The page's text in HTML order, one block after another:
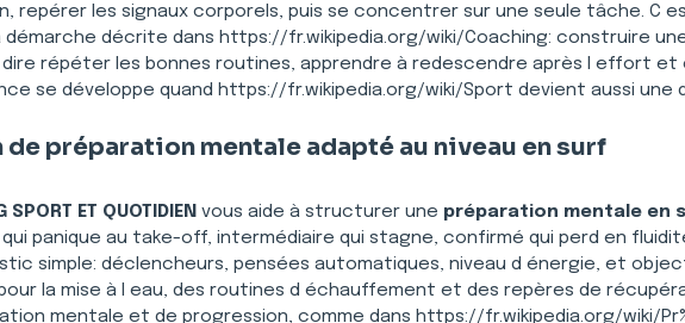
repérer les signaux corporels, puis se concentrer sur une seule tâche. C
démarche décrite dans https://fr.wikipedia.org/wiki/Coaching: construire
répéter les bonnes routines, apprendre à redescendre après l effort et
se développe quand https://fr.wikipedia.org/wiki/Sport devient aussi une
de préparation mentale adapté au niveau en surf
SPORT ET QUOTIDIEN vous aide à structurer une préparation mentale en
panique au take-off, intermédiaire qui stagne, confirmé qui perd en
simple: déclencheurs, pensées automatiques, niveau d énergie, et
la mise à l eau, des routines d échauffement et des repères de
mentale et de progression, comme dans https://fr.wikipedia.org/wiki/